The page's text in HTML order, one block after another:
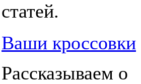
статей.
Ваши кроссовки
Рассказываем о